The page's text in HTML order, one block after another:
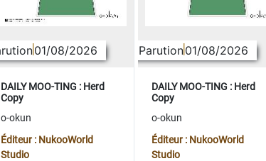
01/08/2026
DAILY MOO-TING : Herd
Copy
o-okun
Éditeur : NukooWorld
Studio
Parution01/08/2026
DAILY MOO-TING : Herd
Copy
o-okun
Éditeur : NukooWorld
Studio